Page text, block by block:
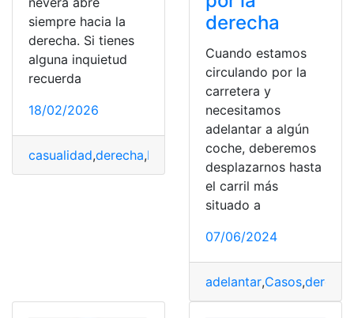
siempre hacia la
derecha. Si tienes
alguna inquietud
recuerda
18/02/2026
casualidad,derecha,Nevera Razón
derecha
Cuando estamos
circulando por la
carretera y
necesitamos
adelantar a algún
coche, deberemos
desplazarnos hasta
el carril más
situado a
07/06/2024
adelantar,Casos,derecha